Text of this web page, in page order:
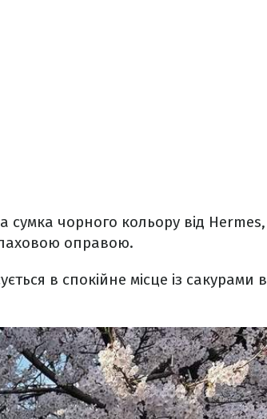
чорного кольору від Hermes,
оправою.
в спокійне місце із сакурами в